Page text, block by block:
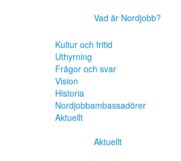
Vad är Nordjobb?
Kultur och fritid
Uthyrning
Frågor och svar
Vision
Historia
Nordjobbambassadörer
Aktuellt
Aktuellt